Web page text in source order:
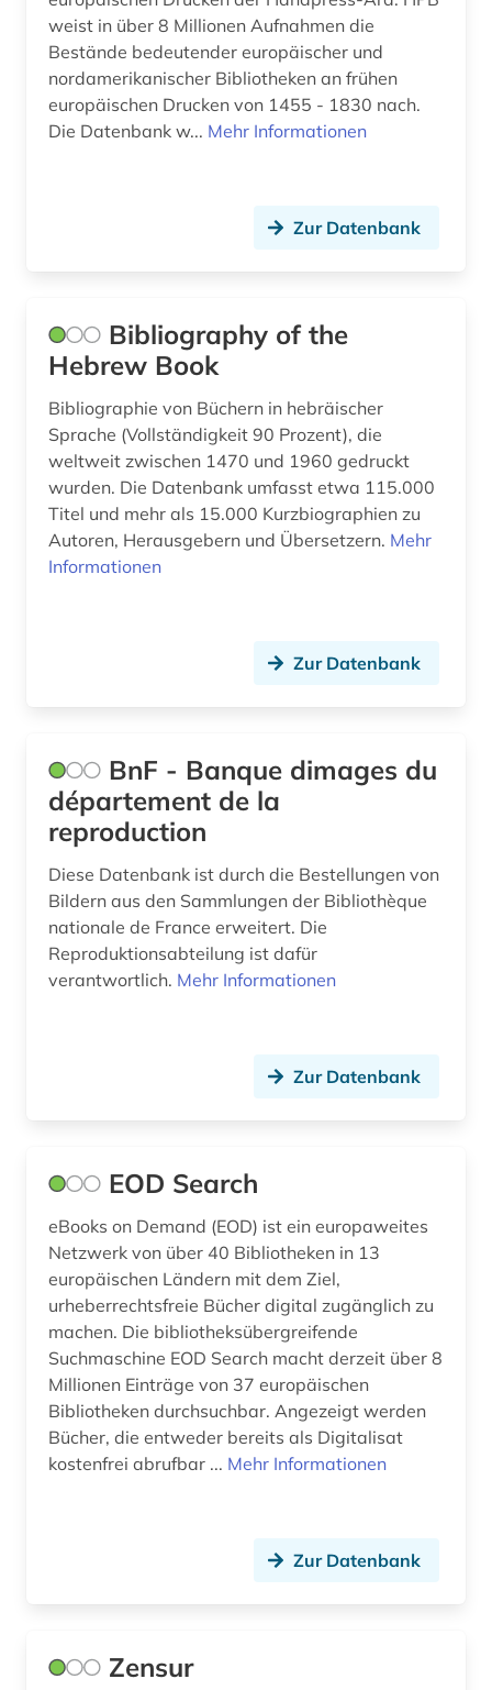
kinderliteratur (1)
literaturproduktion (1)
niederlande (1)
orientalistik (1)
parlamentsdrucksache (1)
pazifischer raum (1)
polnisch (1)
portal (1)
tschechien (1)
türkei (2)
türkisch (1)
ungarisch (1)
zensur (1)
österreich (1)
weist in über 8 Millionen Aufnahmen die
Bestände bedeutender europäischer und
nordamerikanischer Bibliotheken an frühen
europäischen Drucken von 1455 - 1830 nach.
Die Datenbank w... Mehr Informationen
Zur Datenbank
Bibliography of the
Hebrew Book
Bibliographie von Büchern in hebräischer
Sprache (Vollständigkeit 90 Prozent), die
weltweit zwischen 1470 und 1960 gedruckt
wurden. Die Datenbank umfasst etwa 115.000
Titel und mehr als 15.000 Kurzbiographien zu
Autoren, Herausgebern und Übersetzern. Mehr
Informationen
Zur Datenbank
BnF - Banque dimages du
département de la
reproduction
Diese Datenbank ist durch die Bestellungen von
Bildern aus den Sammlungen der Bibliothèque
nationale de France erweitert. Die
Reproduktionsabteilung ist dafür
verantwortlich. Mehr Informationen
Zur Datenbank
EOD Search
eBooks on Demand (EOD) ist ein europaweites
Netzwerk von über 40 Bibliotheken in 13
europäischen Ländern mit dem Ziel,
urheberrechtsfreie Bücher digital zugänglich zu
machen. Die bibliotheksübergreifende
Suchmaschine EOD Search macht derzeit über 8
Millionen Einträge von 37 europäischen
Bibliotheken durchsuchbar. Angezeigt werden
Bücher, die entweder bereits als Digitalisat
kostenfrei abrufbar ... Mehr Informationen
Zur Datenbank
Zensur